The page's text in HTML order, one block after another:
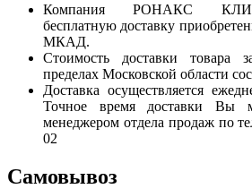
Компания РОНАКС
бесплатную доставку
МКАД.
Стоимость доставки
пределах Московской области
Доставка осуществляется
Точное время доставки Вы
менеджером отдела продаж по
02
Самовывоз